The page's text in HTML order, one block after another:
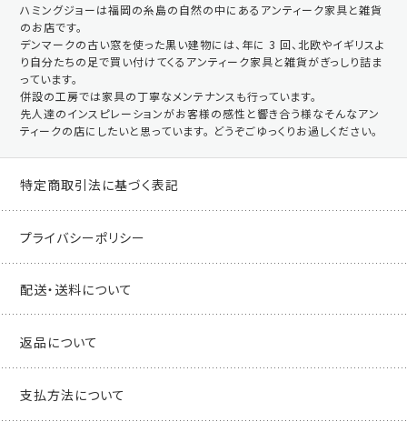
ハミングジョーは福岡の糸島の自然の中にあるアンティーク家具と雑貨
のお店です。
デンマークの古い窓を使った黒い建物には、年に 3 回、北欧やイギリスよ
り自分たちの足で買い付けてくるアンティーク家具と雑貨がぎっしり詰ま
っています。
併設の工房では家具の丁寧なメンテナンスも行っています。
先人達のインスピレーションがお客様の感性と響き合う様なそんなアン
ティークの店にしたいと思っています。 どうぞごゆっくりお過しください。
特定商取引法に基づく表記
プライバシーポリシー
配送・送料について
返品について
支払方法について